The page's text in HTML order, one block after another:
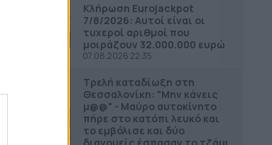
Κλήρωση Eurojackpot
7/8/2026: Αυτοί είναι οι
τυχεροί αριθμοί που
μοιράζουν 32.000.000 ευρώ
07.08.2026 22:35
Τρελή καταδίωξη στη
Θεσσαλονίκη: "Μην κάνεις
μ@@" - Μαύρο αυτοκίνητο
πήρε στο κατόπι λευκό και
το εμβόλισε και δύο